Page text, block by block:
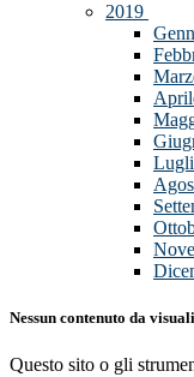
2019
Nessun contenuto da
Questo sito o gli